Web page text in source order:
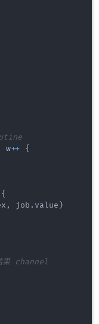
w++
{
{
, job . value )
果 channel